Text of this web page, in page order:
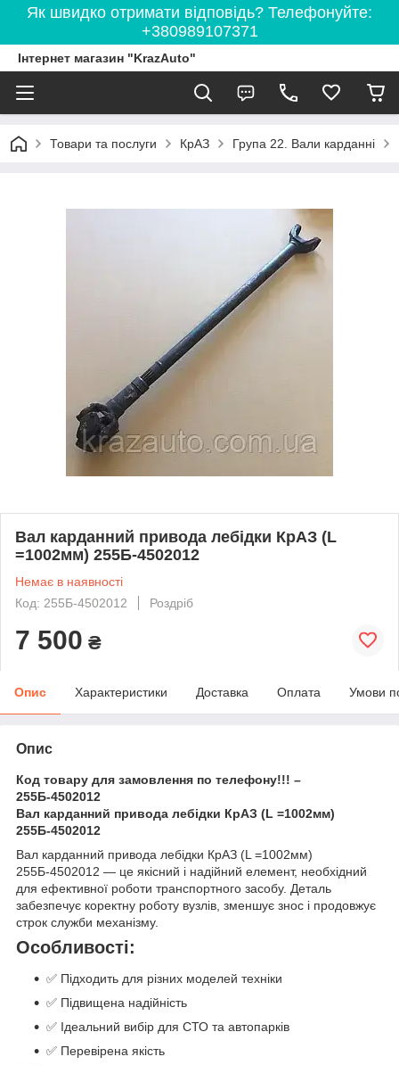
Як швидко отримати відповідь? Телефонуйте:
+380989107371
Інтернет магазин "KrazAuto"
Товари та послуги КрАЗ Група 22. Вали карданні
Вал карданний привода лебідки КрАЗ (L
=1002мм) 255Б-4502012
Немає в наявності
Код: 255Б-4502012
Роздріб
7 500 ₴
Опис Характеристики Доставка Оплата Умови
Опис
Код товару для замовлення по телефону!!! –
255Б-4502012
Вал карданний привода лебідки КрАЗ (L =1002мм)
255Б-4502012
Вал карданний привода лебідки КрАЗ (L =1002мм)
255Б-4502012 — це якісний і надійний елемент, необхідний
для ефективної роботи транспортного засобу. Деталь
забезпечує коректну роботу вузлів, зменшує знос і продовжує
строк служби механізму.
Особливості:
✅ Підходить для різних моделей техніки
✅ Підвищена надійність
✅ Ідеальний вибір для СТО та автопарків
✅ Перевірена якість